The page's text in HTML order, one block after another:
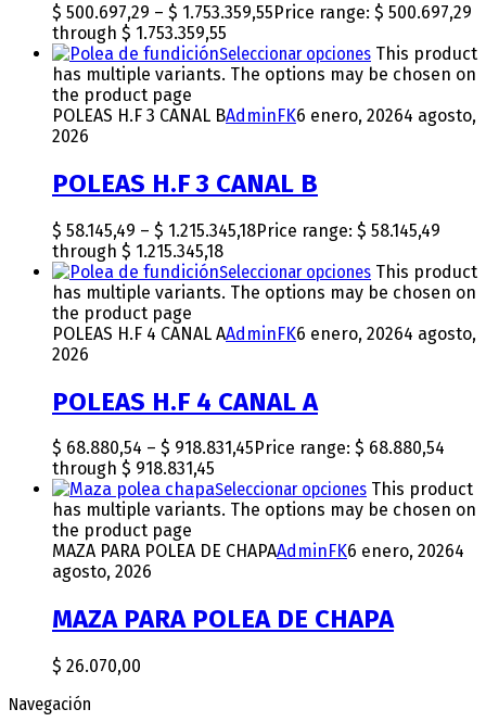
$ 500.697,29 – $ 1.753.359,55Price range: $ 500.697,29
through $ 1.753.359,55
Seleccionar opciones This product
has multiple variants. The options may be chosen on
the product page
POLEAS H.F 3 CANAL BAdminFK6 enero, 20264 agosto,
2026
POLEAS H.F 3 CANAL B
$ 58.145,49 – $ 1.215.345,18Price range: $ 58.145,49
through $ 1.215.345,18
Seleccionar opciones This product
has multiple variants. The options may be chosen on
the product page
POLEAS H.F 4 CANAL AAdminFK6 enero, 20264 agosto,
2026
POLEAS H.F 4 CANAL A
$ 68.880,54 – $ 918.831,45 Price range: $ 68.880,54
through $ 918.831,45
Seleccionar opciones This product
has multiple variants. The options may be chosen on
the product page
MAZA PARA POLEA DE CHAPAAdminFK6 enero, 20264
agosto, 2026
MAZA PARA POLEA DE CHAPA
$ 26.070,00
Navegación